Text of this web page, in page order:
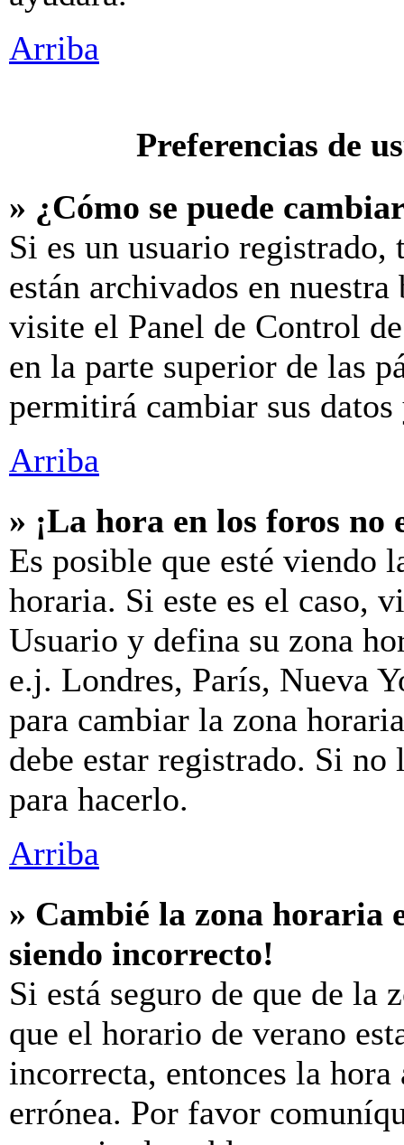
Arriba
Preferencias de
» ¿Cómo se puede
Si es un usuario registrado,
están archivados en
visite el Panel de Control
en la parte superior de las
permitirá cambiar sus
Arriba
» ¡La hora en los foros no
Es posible que esté viendo
horaria. Si este es el caso,
Usuario y defina su zona
e.j. Londres, París, Nueva
para cambiar la zona
debe estar registrado. Si no
para hacerlo.
Arriba
» Cambié la zona horaria
siendo incorrecto!
Si está seguro de que de la
que el horario de verano
incorrecta, entonces la
errónea. Por favor